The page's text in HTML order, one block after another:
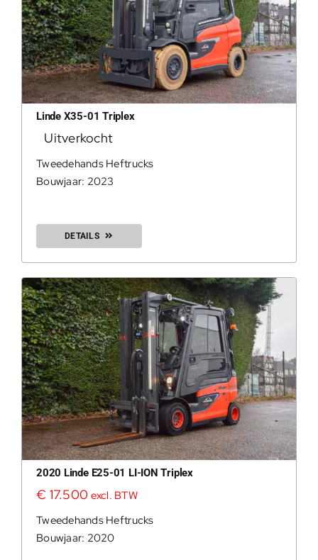
Linde X35-01 Triplex
Uitverkocht
Tweedehands Heftrucks
Bouwjaar: 2023
DETAILS
2020 Linde E25-01 LI-ION Triplex
€ 17.500 excl. BTW
Tweedehands Heftrucks
Bouwjaar: 2020